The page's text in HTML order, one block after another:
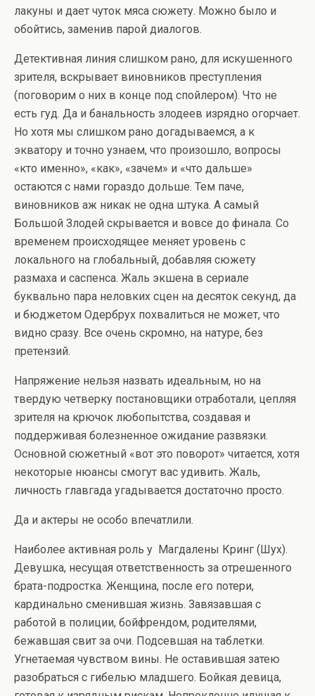
лакуны и дает чуток мяса сюжету. Можно было и
обойтись, заменив парой диалогов.
Детективная линия слишком рано, для искушенного
зрителя, вскрывает виновников преступления
(поговорим о них в конце под спойлером). Что не
есть гуд. Да и банальность злодеев изрядно огорчает.
Но хотя мы слишком рано догадываемся, а к
экватору и точно узнаем, что произошло, вопросы
«кто именно», «как», «зачем» и «что дальше»
остаются с нами гораздо дольше. Тем паче,
виновников аж никак не одна штука. А самый
Большой Злодей скрывается и вовсе до финала. Со
временем происходящее меняет уровень с
локального на глобальный, добавляя сюжету
размаха и саспенса. Жаль экшена в сериале
буквально пара неловких сцен на десяток секунд, да
и бюджетом Одербрух похвалиться не может, что
видно сразу. Все очень скромно, на натуре, без
претензий.
Напряжение нельзя назвать идеальным, но на
твердую четверку постановщики отработали, цепляя
зрителя на крючок любопытства, создавая и
поддерживая болезненное ожидание развязки.
Основной сюжетный «вот это поворот» читается, хотя
некоторые нюансы смогут вас удивить. Жаль,
личность главгада угадывается достаточно просто.
Да и актеры не особо впечатлили.
Наиболее активная роль у Магдалены Кринг (Шух).
Девушка, несущая ответственность за отрешенного
брата-подростка. Женщина, после его потери,
кардинально сменившая жизнь. Завязавшая с
работой в полиции, бойфрендом, родителями,
бежавшая свит за очи. Подсевшая на таблетки.
Угнетаемая чувством вины. Не оставившая затею
разобраться с гибелью младшего. Бойкая девица,